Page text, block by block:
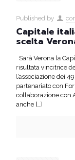
Published by
Capitale
scelta
Sarà Verona la
risultata vincitrice
l’associazione dei
partenariato con
collaborazione con
anche […]